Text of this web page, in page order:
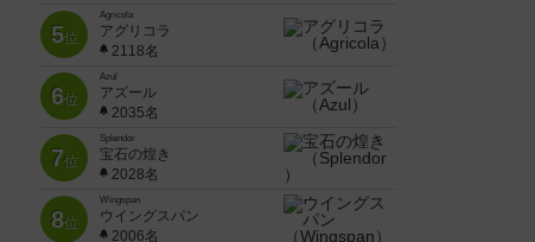
5位
Agricola
アグリコラ
2118名
6位
Azul
アズール
2035名
7位
Splendor
宝石の煌き
2028名
8位
Wingspan
ウイングスパン
2006名